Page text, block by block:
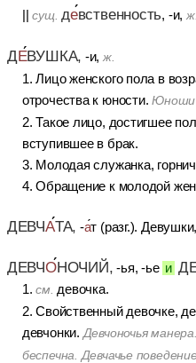
||сущ. девственность, -и, ж.
ДЕВУШКА, -и,ж.
1. Лицо женского пола в
отрочества к юности.Юноши
2. Такое лицо, достигшее
вступившее в брак.
3. Молодая служанка,
4. Обращение к молодой
ДЕВЧАТА, -ат (разг.).
ДЕВЧОНОЧИЙ, -ья, -ье и
1.см. девочка.
2. Свойственный девочке,
девчонки. Девчоночья
беспечна. Девчачье